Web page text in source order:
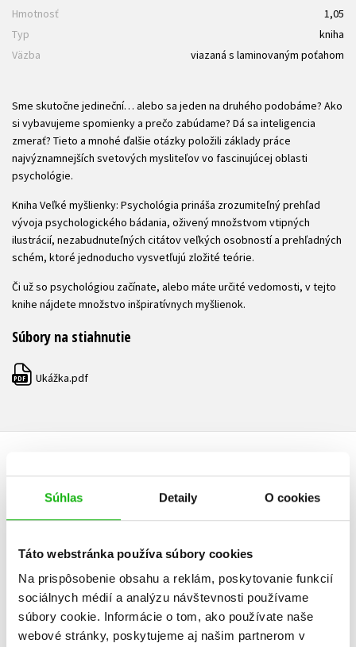
Súhlas Detaily O cookies
Táto webstránka používa súbory cookies
Na prispôsobenie obsahu a reklám, poskytovanie funkcií
sociálnych médií a analýzu návštevnosti používame
súbory cookie. Informácie o tom, ako používate naše
webové stránky, poskytujeme aj našim partnerom v
Hmotnosť
1,05
Typ
kniha
Väzba
viazaná s laminovaným poťahom
Sme skutočne jedineční… alebo sa jeden na druhého podobáme? Ako
si vybavujeme spomienky a prečo zabúdame? Dá sa inteligencia
zmerať? Tieto a mnohé ďalšie otázky položili základy práce
najvýznamnejších svetových mysliteľov vo fascinujúcej oblasti
psychológie.
Kniha Veľké myšlienky: Psychológia prináša zrozumiteľný prehľad
vývoja psychologického bádania, oživený množstvom vtipných
ilustrácií, nezabudnuteľných citátov veľkých osobností a prehľadných
schém, ktoré jednoducho vysvetľujú zložité teórie.
Či už so psychológiou začínate, alebo máte určité vedomosti, v tejto
knihe nájdete množstvo inšpiratívnych myšlienok.
Súbory na stiahnutie
PDF Ukážka.pdf
ĎALŠIE TITULY ZO SÉRIE "VEĽKÉ MYŠLIENKY"
Kriminológia
Kolektiv